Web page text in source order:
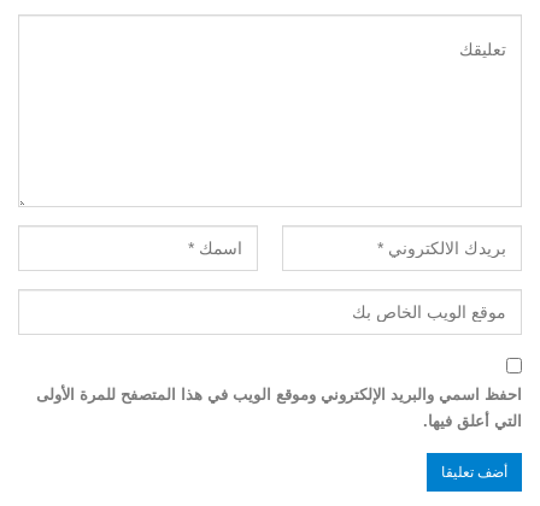
احفظ اسمي والبريد الإلكتروني وموقع الويب في هذا المتصفح للمرة الأولى
التي أعلق فيها.